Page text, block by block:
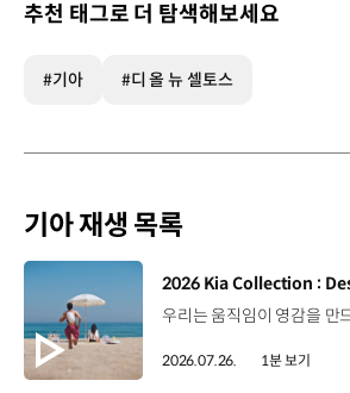
추천 태그로 더 탐색해보세요
#기아 #디 올 뉴 셀토스
기아 재생 목록
[동영상]
2026 Kia Collection :
2026.07.26. 1분 보기